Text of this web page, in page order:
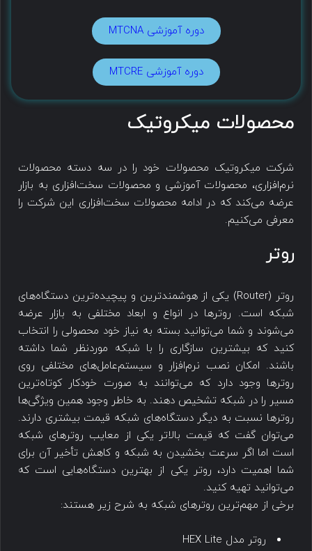
دوره آموزشی MTCNA
دوره آموزشی MTCRE
محصولات میکروتیک
شرکت میکروتیک محصولات خود را در سه دسته محصولات
نرم‌افزاری، محصولات آموزشی و محصولات سخت‌افزاری به بازار
عرضه می‌کند که در ادامه محصولات سخت‌افزاری این شرکت را
معرفی می‌کنیم.
روتر
روتر (Router) یکی از هوشمندترین و پیچیده‌ترین دستگاه‌های
شبکه است. روترها در انواع و ابعاد مختلفی به بازار عرضه
می‌شوند و شما می‌توانید بسته به نیاز خود محصولی را انتخاب
کنید که بیشترین سازگاری را با شبکه موردنظر شما داشته
باشند. امکان نصب نرم‌افزار و سیستم‌عامل‌های مختلفی روی
روترها وجود دارد که می‌توانند به صورت خودکار کوتاه‌ترین
مسیر را در شبکه تشخیص دهند. به خاطر وجود همین ویژگی‌ها
روترها نسبت به دیگر دستگاه‌های شبکه قیمت بیشتری دارند.
می‌توان گفت که قیمت بالاتر یکی از معایب روترهای شبکه
است اما اگر سرعت بخشیدن به شبکه و کاهش تأخیر آن برای
شما اهمیت دارد، روتر یکی از بهترین دستگاه‌هایی است که
می‌توانید تهیه کنید.
برخی از مهم‌ترین روترهای شبکه به شرح زیر هستند:
روتر مدل HEX Lite